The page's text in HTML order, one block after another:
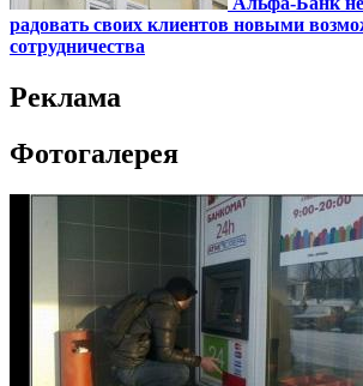
радовать своих клиентов новыми
сотрудничества
Реклама
Фотогалерея